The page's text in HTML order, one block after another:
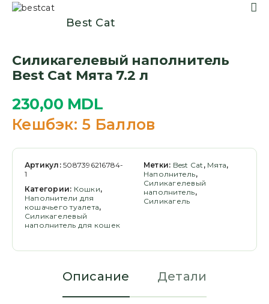
Best Cat
Силикагелевый наполнитель
Best Cat Мята 7.2 л
230,00 MDL
Кешбэк: 5 Баллов
Артикул:5087396216784-
1
Категории: Кошки,
Наполнители для
кошачьего туалета,
Силикагелевый
наполнитель для кошек
Метки: Best Cat , Мята,
Наполнитель,
Силикагелевый
наполнитель,
Силикагель
Описание Детали